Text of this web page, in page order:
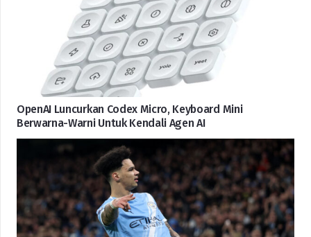
OpenAI Luncurkan Codex Micro, Keyboard Mini
Berwarna-Warni Untuk Kendali Agen AI